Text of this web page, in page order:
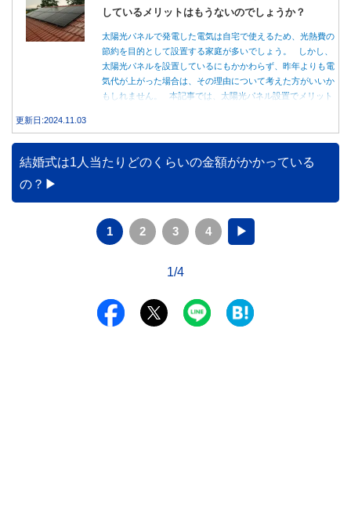
しているメリットはもうないのでしょうか？
太陽光パネルで発電した電気は自宅で使えるため、光熱費の
節約を目的として設置する家庭が多いでしょう。 しかし、
太陽光パネルを設置しているにもかかわらず、昨年よりも電
気代が上がった場合は、その理由について考えた方がいいか
もしれません。 本記事では、太陽光パネル設置でメリット
更新日:2024.11.03
結婚式は1人当たりどのくらいの金額がかかっている
の？
1 2 3 4 ▶
1/4